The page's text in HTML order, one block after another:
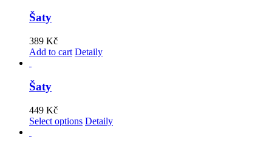
Šaty
389 Kč
Add to cart Detaily
Šaty
449 Kč
Select options Detaily